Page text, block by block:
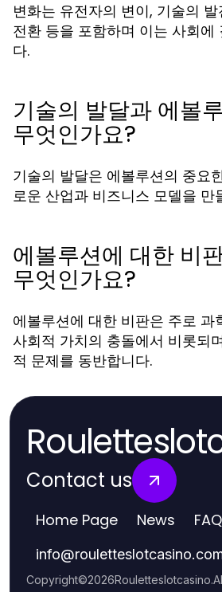
변화는 유전자의 변이, 기술의
전환 등을 포함하며 이는 사회에
다.
기술의 발달과 에볼
무엇인가요?
기술의 발달은 에볼루션의 중요
로운 산업과 비즈니스 모델을 만
에볼루션에 대한 비
무엇인가요?
에볼루션에 대한 비판은 주로 과
사회적 가치의 충돌에서 비롯되
적 문제를 동반합니다.
Contact us
Home Page News
info@
Copyright©2026Rouletteslotcasino.